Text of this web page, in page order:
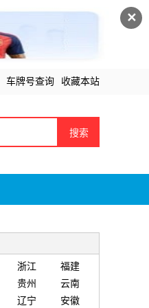
✕
车牌号查询 收藏本站
搜索
浙江
福建
贵州
云南
辽宁 安徽